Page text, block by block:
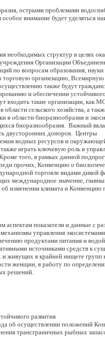
острыми проблемами
внимание будет уделяться
необходимых структур в целях
Организации
по вопросам образования, науки
организацию, Всемирную
также будут
и обеспечении
входить такие организации, как
сельского хозяйства, а
области биоразнообразия и
биоразнообразия. Важный
двусторонних доноров. Центры
водных ресурсов и
играть ключевую роль в
того, в рамках данной
прочих, Конвенцию о
торговле видами дикой
международное значение,
изменении климата и Конвенцию
показатели и данные с
управления
продуктами питания и
источниками средств к
и живущих в крайней нищете групп
женщин, в работу по
решений.
развития
об осуществлении положений
трансграничных рыбных